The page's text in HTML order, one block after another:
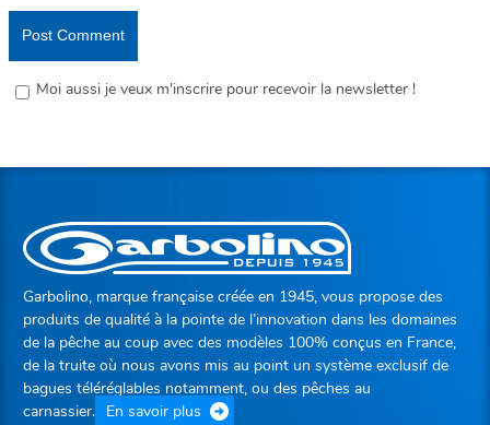
Moi aussi je veux m'inscrire pour recevoir la newsletter !
Garbolino, marque française créée en 1945, vous propose des
produits de qualité à la pointe de l’innovation dans les domaines
de la pêche au coup avec des modèles 100% conçus en France,
de la truite où nous avons mis au point un système exclusif de
bagues téléréglables notamment, ou des pêches au
carnassier. En savoir plus